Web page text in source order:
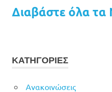
Διαβάστε όλα τα
ΚΑΤΗΓΟΡΙΕΣ
Ανακοινώσεις